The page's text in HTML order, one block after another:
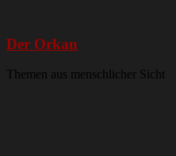
Der Orkan
Themen aus menschlicher Sicht